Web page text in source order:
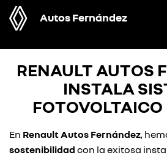
Autos Fernández
RENAULT AUTOS
INSTALA
FOTOVOLTAICO
En Renault Autos Fernández,
sostenibilidad con la exitosa